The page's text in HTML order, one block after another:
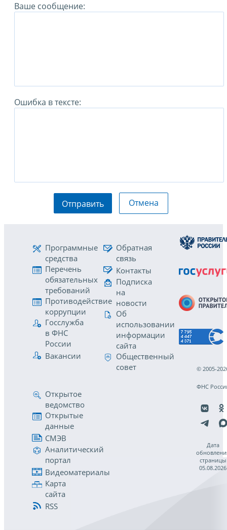
Ваше сообщение:
Ошибка в тексте:
Отправить Отмена
Программные
средства
Перечень
обязательных
требований
Противодействие
коррупции
Госслужба
в ФНС
России
Вакансии
Обратная
связь
Контакты
Подписка
на
новости
Об
использовании
информации
сайта
Общественный
совет
Открытое
ведомство
Открытые
данные
СМЭВ
Аналитический
портал
Видеоматериалы
Карта
сайта
RSS
© 2005-
ФНС
Дата
страницы
05.08.2026